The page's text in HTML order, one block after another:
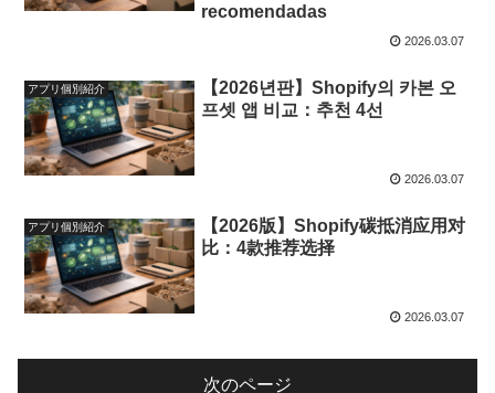
recomendadas
2026.03.07
アプリ個別紹介
【2026년판】Shopify의 카본 오
프셋 앱 비교：추천 4선
2026.03.07
アプリ個別紹介
【2026版】Shopify碳抵消应用对
比：4款推荐选择
2026.03.07
次のページ